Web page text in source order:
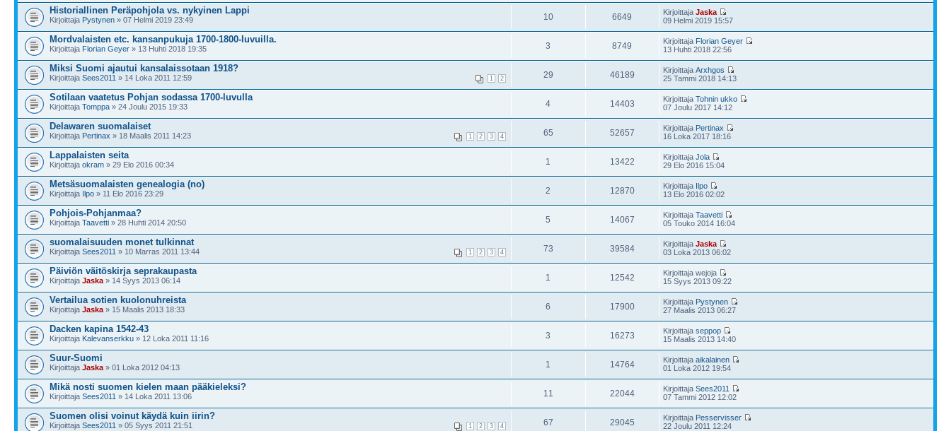
Historiallinen Peräpohjola vs. nykyinen Lappi
Kirjoittaja Pystynen » 07 Helmi 2019 23:49 10 6649 KirjoittajaJaska
09 Helmi 2019 15:57
Mordvalaisten etc. kansanpukuja 1700-1800-luvuilla.
Kirjoittaja Florian Geyer » 13 Huhti 2018 19:35 3 8749 Kirjoittaja Florian Geyer
13 Huhti 2018 22:56
Miksi Suomi ajautui kansalaissotaan 1918?
1 2
Kirjoittaja Sees2011 » 14 Loka 2011 12:59 29 46189 KirjoittajaArxhgos
25 Tammi 2018 14:13
Sotilaan vaatetus Pohjan sodassa 1700-luvulla
Kirjoittaja Tomppa » 24 Joulu 2015 19:33 4 14403 KirjoittajaTohnin ukko
07 Joulu 2017 14:12
Delawaren suomalaiset
1 2 3 4
Kirjoittaja Pertinax » 18 Maalis 2011 14:23 65 52657 Kirjoittaja Pertinax
16 Loka 2017 18:16
Lappalaisten seita
Kirjoittaja okram » 29 Elo 2016 00:34 1 13422 KirjoittajaJola
29 Elo 2016 15:04
Metsäsuomalaisten genealogia (no)
Kirjoittaja Ilpo » 11 Elo 2016 23:29 2 12870 Kirjoittaja Ilpo
13 Elo 2016 02:02
Pohjois-Pohjanmaa?
Kirjoittaja Taavetti » 28 Huhti 2014 20:50 5 14067 KirjoittajaTaavetti
05 Touko 2014 16:04
suomalaisuuden monet tulkinnat
1 2 3 4
Kirjoittaja Sees2011 » 10 Marras 2011 13:44 73 39584 KirjoittajaJaska
03 Loka 2013 06:02
Päiviön väitöskirja seprakaupasta
Kirjoittaja Jaska » 14 Syys 2013 06:14 1 12542
Kirjoittaja wejoja
15 Syys 2013 09:22
Vertailua sotien kuolonuhreista
Kirjoittaja Jaska » 15 Maalis 2013 18:33 6 17900 Kirjoittaja Pystynen
27 Maalis 2013 06:27
Dacken kapina 1542-43
Kirjoittaja Kalevanserkku » 12 Loka 2011 11:16 3 16273 Kirjoittajaseppop
15 Maalis 2013 14:40
Suur-Suomi
Kirjoittaja Jaska » 01 Loka 2012 04:13 1 14764 Kirjoittajaaikalainen
01 Loka 2012 19:54
Mikä nosti suomen kielen maan pääkieleksi?
Kirjoittaja Sees2011 » 14 Loka 2011 13:06 11 22044 KirjoittajaSees2011
07 Tammi 2012 12:02
Suomen olisi voinut käydä kuin iirin?
1 2 3 4
Kirjoittaja Sees2011 » 05 Syys 2011 21:51 67 29045 Kirjoittaja Pesservisser
22 Joulu 2011 12:24